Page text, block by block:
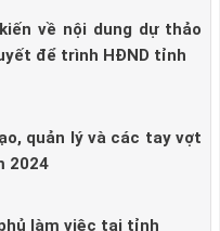
về nội dung dự thảo
để trình HĐND tỉnh
quản lý và các tay vợt
2024
làm việc tại tỉnh